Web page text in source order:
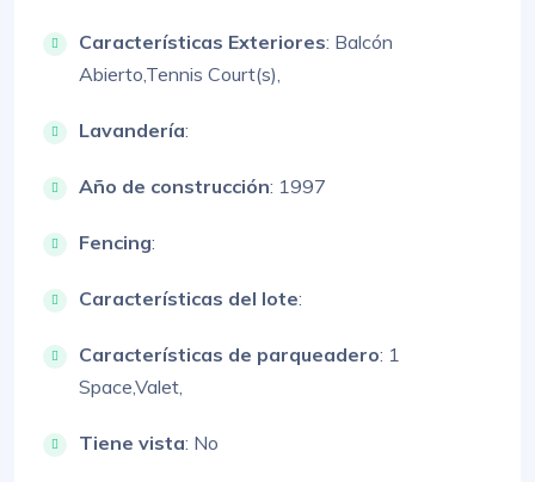
Características Exteriores: Balcón
Abierto,Tennis Court(s),
Lavandería:
Año de construcción: 1997
Fencing:
Características del lote:
Características de parqueadero: 1
Space,Valet,
Tiene vista: No